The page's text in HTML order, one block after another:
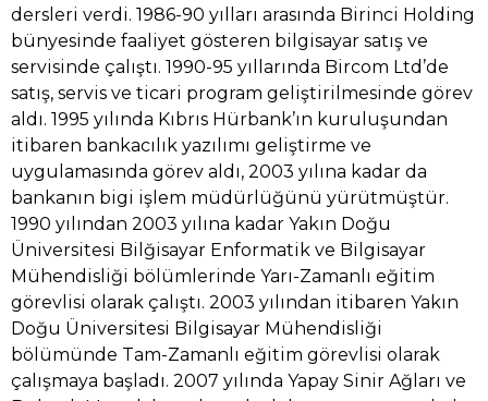
dersleri verdi. 1986-90 yılları arasında Birinci Holding
bünyesinde faaliyet gösteren bilgisayar satış ve
servisinde çalıştı. 1990-95 yıllarında Bircom Ltd’de
satış, servis ve ticari program geliştirilmesinde görev
aldı. 1995 yılında Kıbrıs Hürbank’ın kuruluşundan
itibaren bankacılık yazılımı geliştirme ve
uygulamasında görev aldı, 2003 yılına kadar da
bankanın bigi işlem müdürlüğünü yürütmüştür.
1990 yılından 2003 yılına kadar Yakın Doğu
Üniversitesi Bilğisayar Enformatik ve Bilgisayar
Mühendisliği bölümlerinde Yarı-Zamanlı eğitim
görevlisi olarak çalıştı. 2003 yılından itibaren Yakın
Doğu Üniversitesi Bilgisayar Mühendisliği
bölümünde Tam-Zamanlı eğitim görevlisi olarak
çalışmaya başladı. 2007 yılında Yapay Sinir Ağları ve